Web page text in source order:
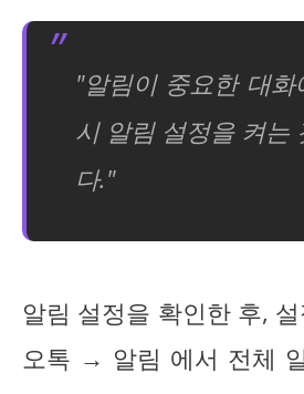
"알림이 중요한 대
시 알림 설정을 켜는
다."
알림 설정을 확인한 후,
오톡 → 알림 에서 전체